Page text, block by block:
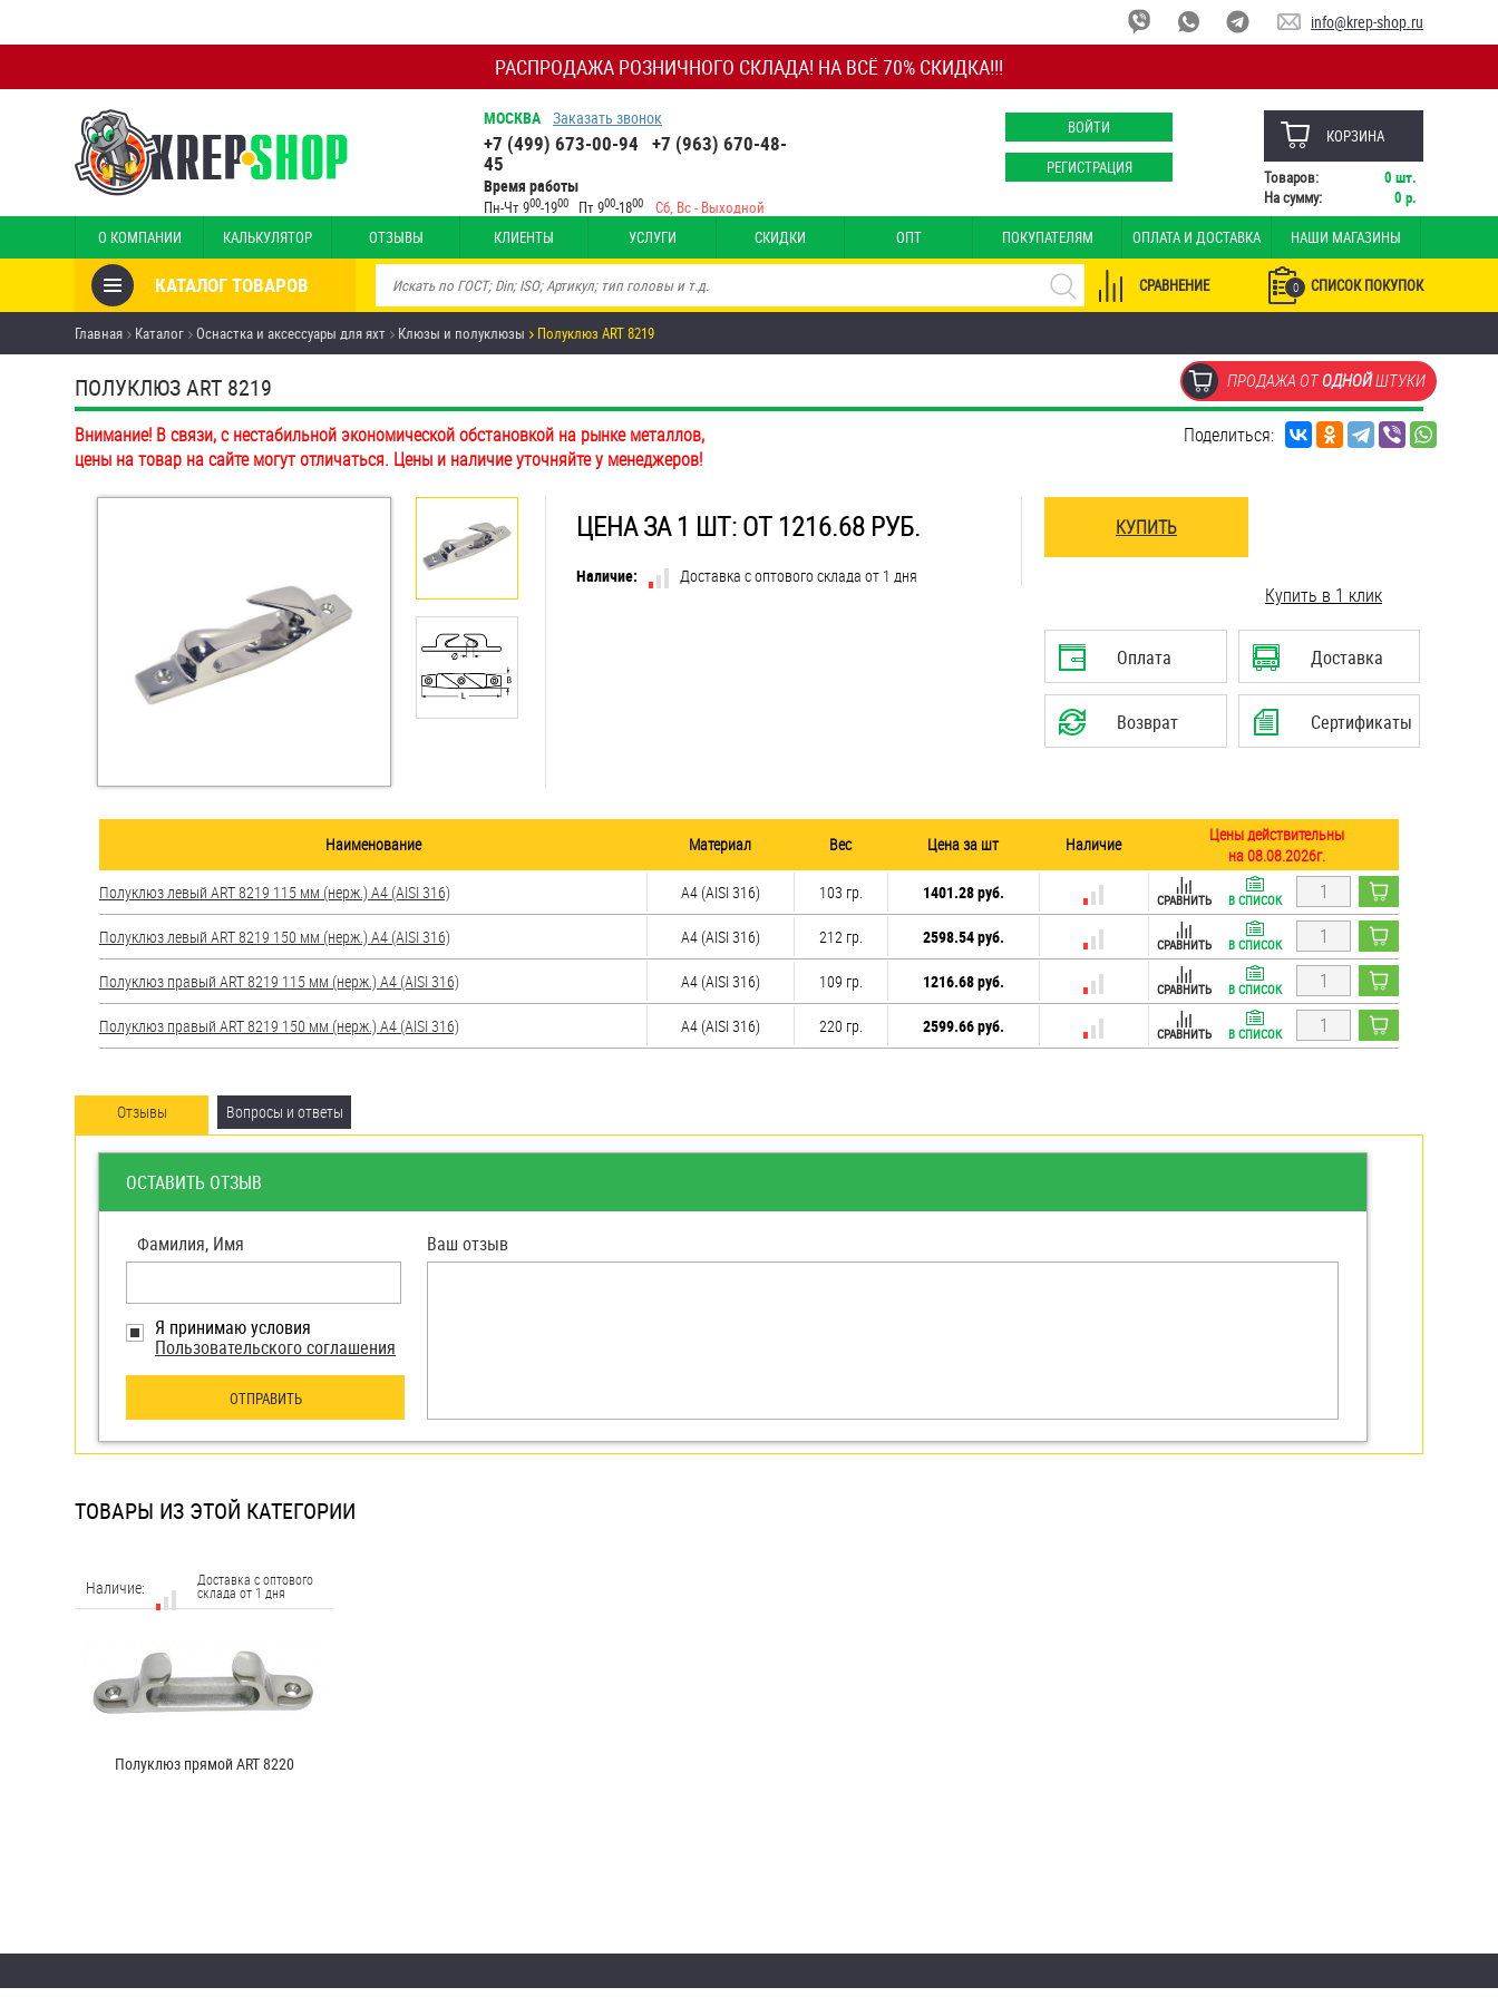
РАСПРОДАЖА РОЗНИЧНОГО СКЛАДА! НА ВСЁ 70% СКИДКА!!!
info@krep-shop.ru
МОСКВА Заказать звонок
+7 (499) 673-00-94 +7 (963) 670-48-
45
Время работы
Пн-Чт 900-1900 Пт 900-1800 Сб, Вс - Выходной
ВОЙТИ
РЕГИСТРАЦИЯ
КОРЗИНА
Товаров: 0 шт.
На сумму:
0 р.
О КОМПАНИИ КАЛЬКУЛЯТОР ОТЗЫВЫ КЛИЕНТЫ УСЛУГИ СКИДКИ ОПТ ПОКУПАТЕЛЯМ ОПЛАТА И ДОСТАВКА НАШИ МАГАЗИНЫ
КАТАЛОГ ТОВАРОВ 0 СПИСОК ПОКУПОК
СРАВНЕНИЕ
Товары со скидкой
Анкеры
Антивандальный крепёж,
инструмент
Болты и винты
Дюймовый крепёж
метрической резьбой
Крюки, кольца с шурупной
резьбой
Оснастка и аксессуары для
яхт
Пробки
Саморезы и шурупы
Стопорные кольца
Хомуты
Шпильки
Штифты и пальцы
Главная Каталог Оснастка и аксессуары для яхт Клюзы и полуклюзы Полуклюз ART 8219
ПОЛУКЛЮЗ ART 8219 ПРОДАЖА ОТОДНОЙШТУКИ
Внимание! В связи, с нестабильной экономической обстановкой на рынке металлов,
цены на товар на сайте могут отличаться. Цены и наличие уточняйте у менеджеров!
Поделиться:
ЦЕНА ЗА 1 ШТ: ОТ 1216.68 РУБ.
Наличие: Доставка с оптового склада от 1 дня
КУПИТЬ
Купить в 1 клик
Оплата Доставка
Возврат Сертификаты
Наименование Материал Вес Цена за шт Наличие
Цены действительны
на 08.08.2026г.
Полуклюз левый ART 8219 115 мм (нерж.) A4 (AISI 316)
A4 (AISI 316) 103 гр. 1401.28 руб. СРАВНИТЬ В СПИСОК
Полуклюз левый ART 8219 150 мм (нерж.) A4 (AISI 316) A4 (AISI 316) 212 гр. 2598.54 руб. СРАВНИТЬ В СПИСОК
Полуклюз правый ART 8219 115 мм (нерж.) A4 (AISI 316) A4 (AISI 316) 109 гр. 1216.68 руб. СРАВНИТЬ В СПИСОК
Полуклюз правый ART 8219 150 мм (нерж.) A4 (AISI 316) A4 (AISI 316) 220 гр. 2599.66 руб. СРАВНИТЬ В СПИСОК
Отзывы Вопросы и ответы
ОСТАВИТЬ ОТЗЫВ
Фамилия, Имя
Я принимаю условия
Пользовательского соглашения
ОТПРАВИТЬ
Ваш отзыв
ТОВАРЫ ИЗ ЭТОЙ КАТЕГОРИИ
Наличие: Доставка с оптового
склада от 1 дня
Полуклюз прямой ART 8220